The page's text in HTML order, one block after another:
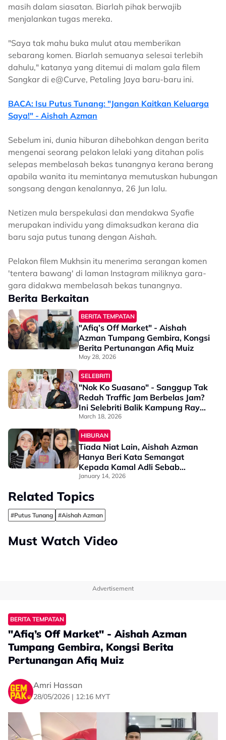
masih dalam siasatan. Biarlah pihak berwajib
menjalankan tugas mereka.
"Saya tak mahu buka mulut atau memberikan
sebarang komen. Biarlah semuanya selesai terlebih
dahulu," katanya yang ditemui di malam gala filem
Sangkar di e@Curve, Petaling Jaya baru-baru ini.
BACA: Isu Putus Tunang: "Jangan Kaitkan Keluarga
Saya!" - Aishah Azman
Sebelum ini, dunia hiburan dihebohkan dengan berita
mengenai seorang pelakon lelaki yang ditahan polis
selepas membelasah bekas tunangnya kerana berang
apabila wanita itu memintanya memutuskan hubungan
songsang dengan kenalannya, 26 Jun lalu.
Netizen mula berspekulasi dan mendakwa Syafie
merupakan individu yang dimaksudkan kerana dia
baru saja putus tunang dengan Aishah.
Pelakon filem Mukhsin itu menerima serangan komen
'tentera bawang' di laman Instagram miliknya gara-
gara didakwa membelasah bekas tunangnya.
Berita Berkaitan
BERITA TEMPATAN
"Afiq’s Off Market" - Aishah
Azman Tumpang Gembira, Kongsi
Berita Pertunangan Afiq Muiz
May 28, 2026
SELEBRITI
"Nok Ko Suasano" - Sanggup Tak
Redah Traffic Jam Berbelas Jam?
Ini Selebriti Balik Kampung Raya
Di Kelantan
March 18, 2026
HIBURAN
Tiada Niat Lain, Aishah Azman
Hanya Beri Kata Semangat
Kepada Kamal Adli Sebab…
January 14, 2026
Related Topics
#Putus Tunang #Aishah Azman
Must Watch Video
Advertisement
BERITA TEMPATAN
"Afiq’s Off Market" - Aishah Azman
Tumpang Gembira, Kongsi Berita
Pertunangan Afiq Muiz
Amri Hassan
28/05/2026 | 12:16 MYT